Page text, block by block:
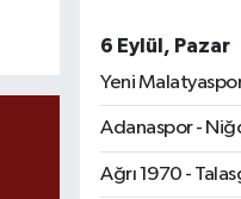
6 Eylül, Pazar
Yeni
Adanaspor -
Ağrı 1970 -